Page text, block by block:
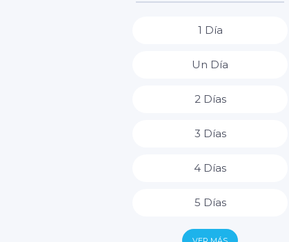
1 Día
Un Día
2 Días
3 Días
4 Días
5 Días
6 Días